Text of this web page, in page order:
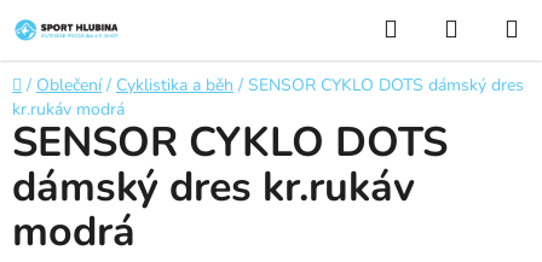
na
obsah
Hledat
KOŠÍK
Domů
/ Oblečení / Cyklistika a běh / SENSOR CYKLO DOTS dámský dres
kr.rukáv modrá
SENSOR CYKLO DOTS
dámský dres kr.rukáv
modrá